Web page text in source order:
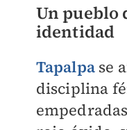
Un pueblo
identidad
Tapalpase
disciplina